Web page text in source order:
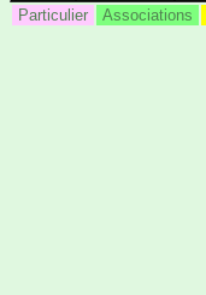
Particulier Associations